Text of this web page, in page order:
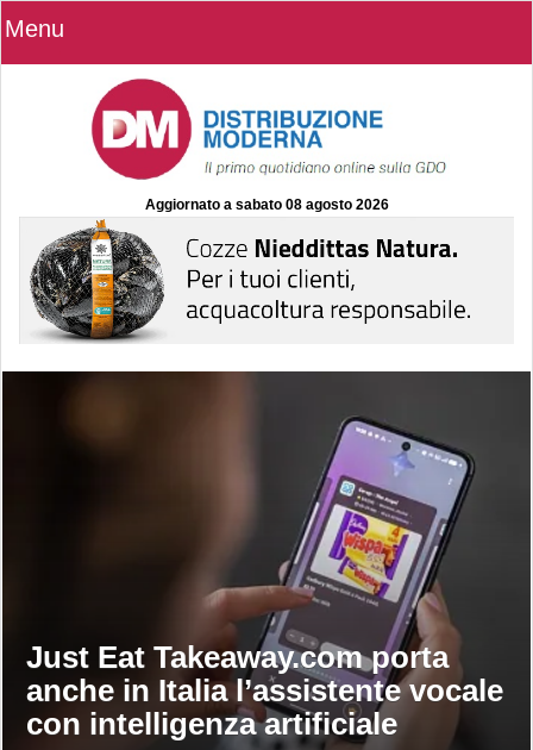
Menu
Aggiornato a sabato 08 agosto 2026
Just Eat Takeaway.com porta
anche in Italia l’assistente vocale
con intelligenza artificiale